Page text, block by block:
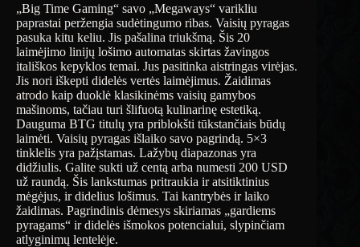
„Big Time Gaming“ savo „Megaways“ varikliu
paprastai peržengia sudėtingumo ribas. Vaisių pyragas
pasuka kitu keliu. Jis pašalina triukšmą. Šis 20
laimėjimo linijų lošimo automatas skirtas žavingos
itališkos kepyklos temai. Jus pasitinka aistringas virėjas.
Jis nori iškepti didelės vertės laimėjimus. Žaidimas
atrodo kaip duoklė klasikinėms vaisių gamybos
mašinoms, tačiau turi šlifuotą kulinarinę estetiką.
Dauguma BTG titulų yra priblokšti tūkstančiais būdų
laimėti. Vaisių pyragas išlaiko savo pagrindą. 5×3
tinklelis yra pažįstamas. Lažybų diapazonas yra
didžiulis. Galite sukti už centą arba numesti 200 USD
už raundą. Šis lankstumas pritraukia ir atsitiktinius
mėgėjus, ir didelius lošimus. Tai kantrybės ir laiko
žaidimas. Pagrindinis dėmesys skiriamas „gardiems
pyragams“ ir didelės išmokos potencialui, slypinčiam
atlyginimų lentelėje.